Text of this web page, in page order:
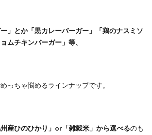
ー」とか「黒カレーバーガー」「鶏のナスミソ
ムチキンバーガー」等、
っちゃ悩めるラインナップです。
産ひのひかり」or「雑穀米」から選べるのも